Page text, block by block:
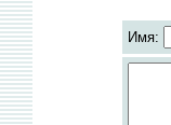
Имя: